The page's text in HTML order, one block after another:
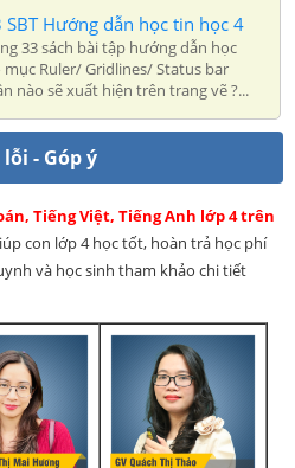
Hướng dẫn học tin học 4
33 sách bài tập hướng dẫn học
Ruler/ Gridlines/ Status bar
nào sẽ xuất hiện trên trang vẽ ?...
lỗi - Góp ý
Tiếng Việt, Tiếng Anh lớp 4 trên
con lớp 4 học tốt, hoàn trả học phí
và học sinh tham khảo chi tiết